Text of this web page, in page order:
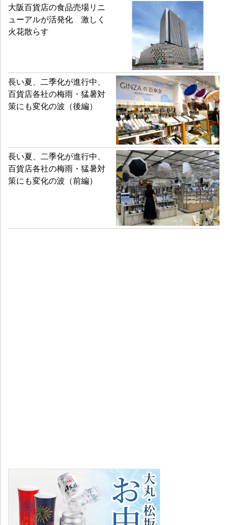
大阪百貨店の食品売場リニ
ューアルが活発化 激しく
火花散らす
長い夏、二季化が進行中、
百貨店各社の梅雨・猛暑対
策にも変化の波（後編）
長い夏、二季化が進行中、
百貨店各社の梅雨・猛暑対
策にも変化の波（前編）